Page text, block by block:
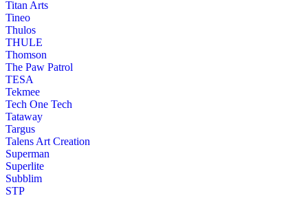
Titan Arts
Tineo
Thulos
THULE
Thomson
The Paw Patrol
TESA
Tekmee
Tech One Tech
Tataway
Targus
Talens Art Creation
Superman
Superlite
Subblim
STP